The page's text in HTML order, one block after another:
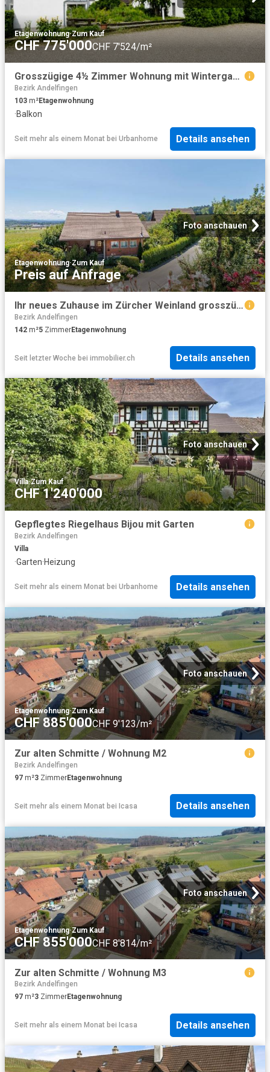
Etagenwohnung·Zum Kauf
CHF 775'000CHF 7'524/m²
Grosszügige 4½ Zimmer Wohnung mit Wintergarten und zwei Tiefgaragenplätzen
Bezirk Andelfingen
103 m²Etagenwohnung
·Balkon
Seit mehr als einem Monat bei Urbanhome Details ansehen
Foto anschauen
Etagenwohnung·Zum Kauf
Preis auf Anfrage
Ihr neues Zuhause im Zürcher Weinland grosszügig, hell und naturnah
Bezirk Andelfingen
142 m²5 ZimmerEtagenwohnung
Seit letzter Woche bei immobilier.ch Details ansehen
Foto anschauen
Villa·Zum Kauf
CHF 1'240'000
Gepflegtes Riegelhaus Bijou mit Garten
Bezirk Andelfingen
Villa
·Garten·Heizung
Seit mehr als einem Monat bei Urbanhome Details ansehen
Foto anschauen
Etagenwohnung·Zum Kauf
CHF 885'000CHF 9'123/m²
Zur alten Schmitte / Wohnung M2
Bezirk Andelfingen
97 m²3 ZimmerEtagenwohnung
Seit mehr als einem Monat bei Icasa Details ansehen
Foto anschauen
Etagenwohnung·Zum Kauf
CHF 855'000CHF 8'814/m²
Zur alten Schmitte / Wohnung M3
Bezirk Andelfingen
97 m²3 ZimmerEtagenwohnung
Seit mehr als einem Monat bei Icasa Details ansehen